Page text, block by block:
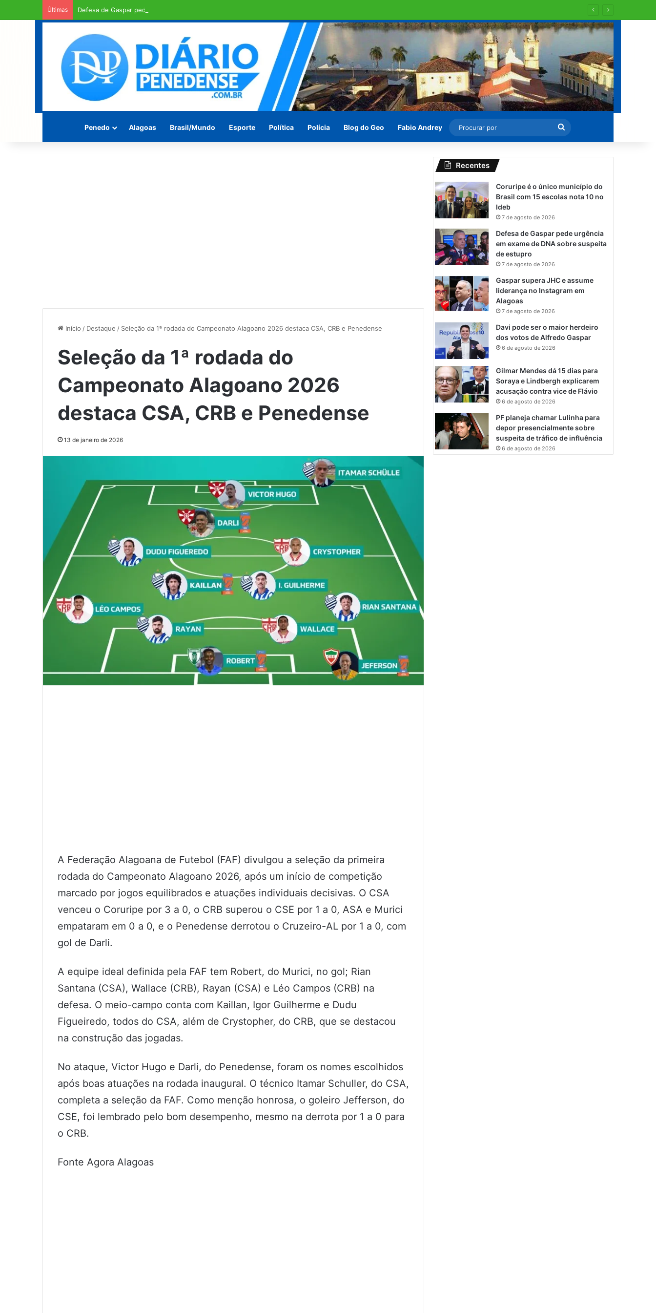
Últimas Defesa de Gaspar pede urgência em exame de DNA sobre suspeita de estupro
Penedo Alagoas Brasil/Mundo Esporte Política Polícia Blog do Geo Fabio Andrey
Procurar
por
Início / Destaque / Seleção da 1ª rodada do Campeonato Alagoano 2026 destaca CSA, CRB e Penedense
Seleção da 1ª rodada do
Campeonato Alagoano 2026
destaca CSA, CRB e Penedense
13 de janeiro de 2026
A Federação Alagoana de Futebol (FAF) divulgou a seleção da primeira
rodada do Campeonato Alagoano 2026, após um início de competição
marcado por jogos equilibrados e atuações individuais decisivas. O CSA
venceu o Coruripe por 3 a 0, o CRB superou o CSE por 1 a 0, ASA e Murici
empataram em 0 a 0, e o Penedense derrotou o Cruzeiro-AL por 1 a 0, com
gol de Darli.
A equipe ideal definida pela FAF tem Robert, do Murici, no gol; Rian
Santana (CSA), Wallace (CRB), Rayan (CSA) e Léo Campos (CRB) na
defesa. O meio-campo conta com Kaillan, Igor Guilherme e Dudu
Figueiredo, todos do CSA, além de Crystopher, do CRB, que se destacou
na construção das jogadas.
No ataque, Victor Hugo e Darli, do Penedense, foram os nomes escolhidos
após boas atuações na rodada inaugural. O técnico Itamar Schuller, do CSA,
completa a seleção da FAF. Como menção honrosa, o goleiro Jefferson, do
CSE, foi lembrado pelo bom desempenho, mesmo na derrota por 1 a 0 para
o CRB.
Fonte Agora Alagoas
Recentes
Coruripe é o único município do
Brasil com 15 escolas nota 10 no
Ideb
7 de agosto de 2026
Defesa de Gaspar pede urgência
em exame de DNA sobre suspeita
de estupro
7 de agosto de 2026
Gaspar supera JHC e assume
liderança no Instagram em
Alagoas
7 de agosto de 2026
Davi pode ser o maior herdeiro
dos votos de Alfredo Gaspar
6 de agosto de 2026
Gilmar Mendes dá 15 dias para
Soraya e Lindbergh explicarem
acusação contra vice de Flávio
6 de agosto de 2026
PF planeja chamar Lulinha para
depor presencialmente sobre
suspeita de tráfico de influência
6 de agosto de 2026